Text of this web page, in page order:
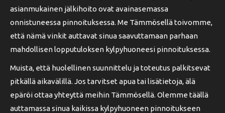
asianmukainen jälkihoito ovat avainasemassa
onnistuneessa pinnoituksessa. Me Tämmösellä toivomme,
että nämä vinkit auttavat sinua saavuttamaan parhaan
mahdollisen lopputuloksen kylpyhuoneesi pinnoituksessa.
Muista, että huolellinen suunnittelu ja toteutus palkitsevat
pitkällä aikavälillä. Jos tarvitset apua tai lisätietoja, älä
epäröi ottaa yhteyttä meihin Tämmösellä. Olemme täällä
auttamassa sinua kaikissa kylpyhuoneen pinnoitukseen